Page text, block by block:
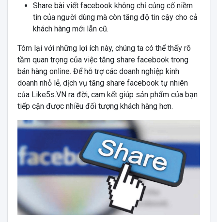
Share bài viết facebook không chỉ củng cố niềm
tin của người dùng mà còn tăng độ tin cậy cho cả
khách hàng mới lẫn cũ.
Tóm lại với những lợi ích này, chúng ta có thể thấy rõ
tầm quan trọng của việc tăng share facebook trong
bán hàng online. Để hỗ trợ các doanh nghiệp kinh
doanh nhỏ lẻ, dịch vụ tăng share facebook tự nhiên
của Like5s.VN ra đời, cam kết giúp sản phẩm của bạn
tiếp cận được nhiều đối tượng khách hàng hơn.